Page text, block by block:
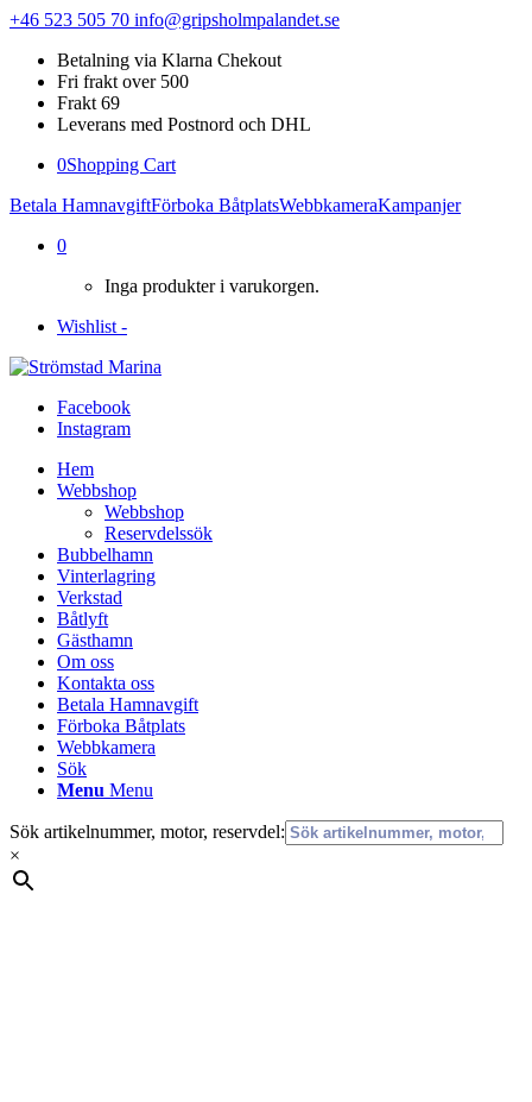
+46 523 505 70 info@gripsholmpalandet.se
Betalning via Klarna Chekout
Fri frakt over 500
Frakt 69
Leverans med Postnord och DHL
0Shopping Cart
Betala HamnavgiftFörboka BåtplatsWebbkameraKampanjer
0
Inga produkter i varukorgen.
Wishlist -
Facebook
Instagram
Hem
Webbshop
Webbshop
Reservdelssök
Bubbelhamn
Vinterlagring
Verkstad
Båtlyft
Gästhamn
Om oss
Kontakta oss
Betala Hamnavgift
Förboka Båtplats
Webbkamera
Sök
Menu Menu
Sök artikelnummer, motor, reservdel:
×